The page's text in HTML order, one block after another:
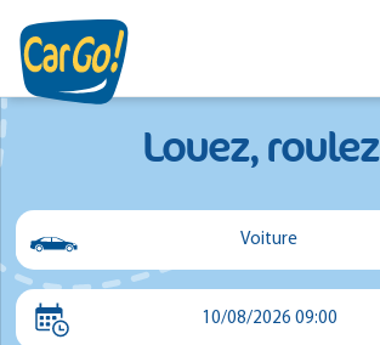
Louez, roulez
Voiture
Voiture
10/08/2026 09:00